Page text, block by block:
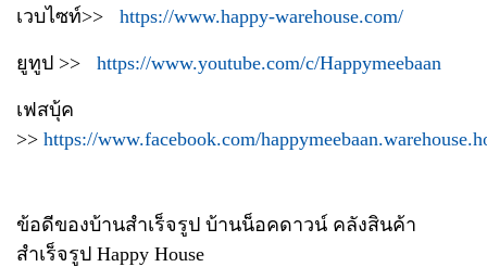
เวบไซท์>> https://www.happy-warehouse.com/
ยูทูป >> https://www.youtube.com/c/Happymeebaan
เฟสบุ้ค
>> https://www.facebook.com/
ข้อดีของบ้านสำเร็จรูป บ้านน็อคดาวน์ คลังสินค้า
สำเร็จรูป Happy House